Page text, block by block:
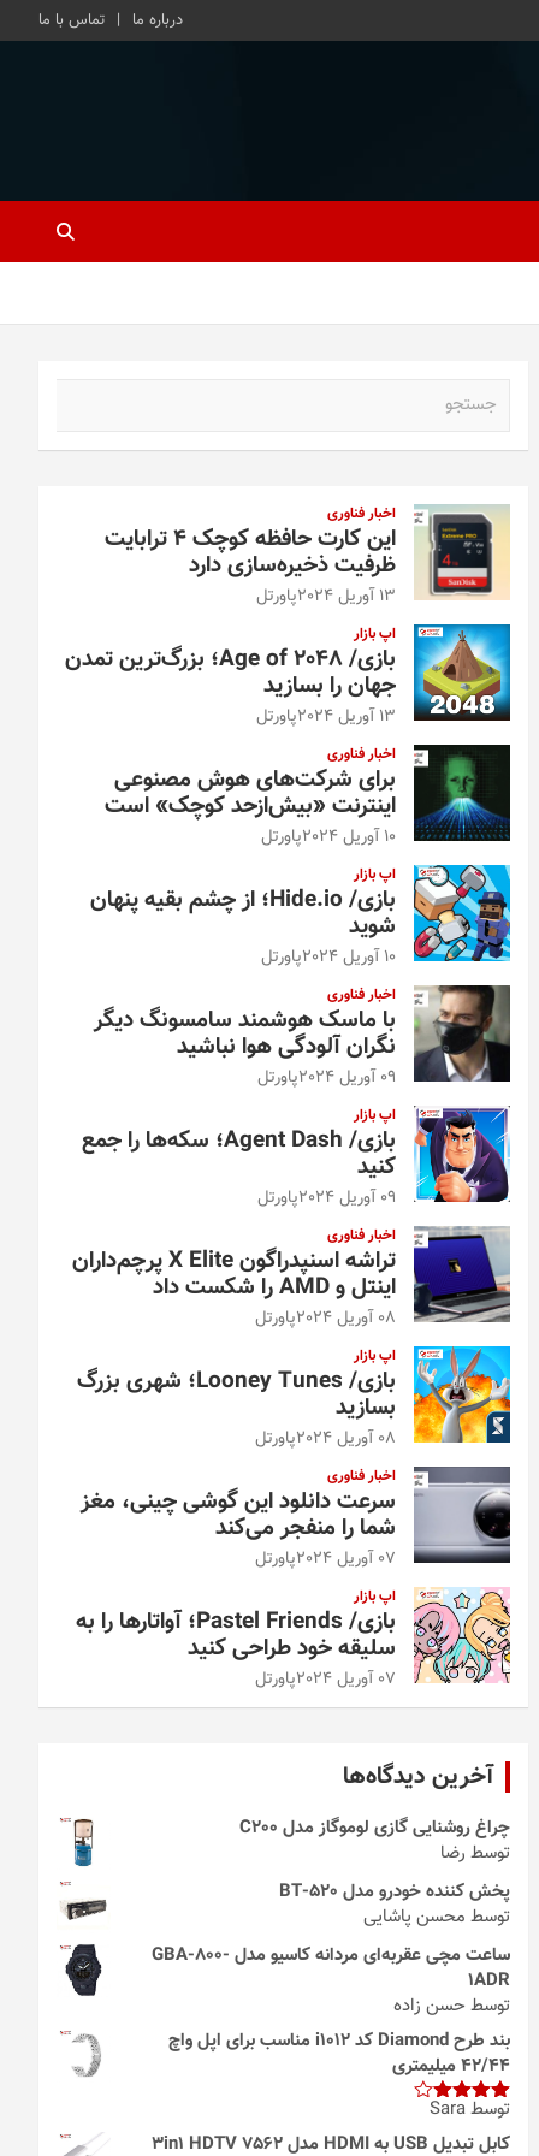
درباره ما تماس با ما
اخبار فناوری
این کارت حافظه کوچک ۴ ترابایت
ظرفیت ذخیره‌سازی دارد
13 آوریل 2024 پاورتل
اپ بازار
بازی/ Age of 2048؛ بزرگ‌ترین تمدن
جهان را بسازید
13 آوریل 2024 پاورتل
اخبار فناوری
برای شرکت‌های هوش مصنوعی
اینترنت «بیش‌از‌حد کوچک» است
10 آوریل 2024 پاورتل
اپ بازار
بازی/ Hide.io؛ از چشم بقیه پنهان
شوید
10 آوریل 2024 پاورتل
اخبار فناوری
با ماسک هوشمند سامسونگ دیگر
نگران آلودگی هوا نباشید
09 آوریل 2024 پاورتل
اپ بازار
بازی/ Agent Dash؛ سکه‌ها را جمع
کنید
09 آوریل 2024 پاورتل
اخبار فناوری
تراشه اسنپدراگون X Elite پرچم‌داران
اینتل و AMD را شکست داد
08 آوریل 2024 پاورتل
اپ بازار
بازی/ Looney Tunes؛ شهری بزرگ
بسازید
08 آوریل 2024 پاورتل
اخبار فناوری
سرعت دانلود این گوشی چینی، مغز
شما را منفجر می‌کند
07 آوریل 2024 پاورتل
اپ بازار
بازی/ Pastel Friends؛ آواتارها را به
سلیقه خود طراحی کنید
07 آوریل 2024 پاورتل
آخرین دیدگاه‌ها
چراغ روشنایی گازی لوموگاز مدل C200
توسط رضا
پخش کننده خودرو مدل 520-BT
توسط محسن پاشایی
ساعت مچی عقربه‌ای مردانه کاسیو مدل GBA-800-
1ADR
توسط حسن زاده
بند طرح Diamond کد i1012 مناسب برای اپل واچ
42/44 میلیمتری
امتیاز4
از 5
توسط Sara
کابل تبدیل USB به HDMI مدل 3in1 HDTV 7562